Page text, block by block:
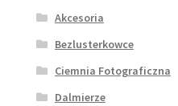
Akcesoria
Bezlusterkowce
Ciemnia Fotograficzna
Dalmierze